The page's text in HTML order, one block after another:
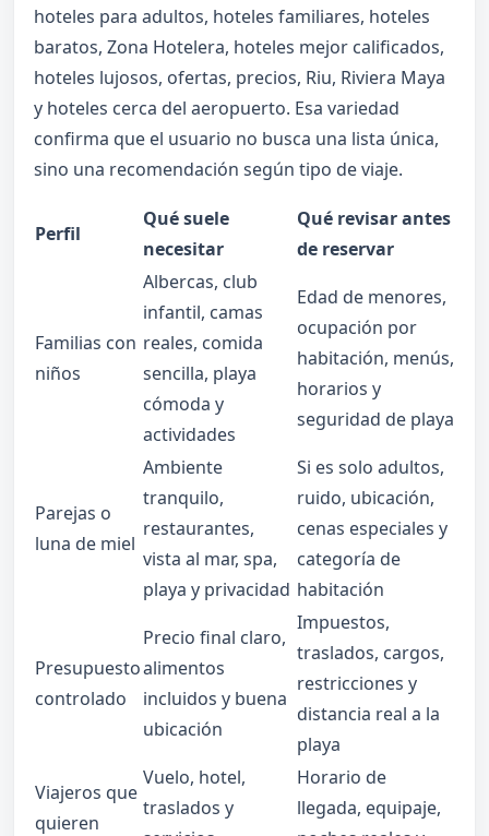
hoteles para adultos, hoteles familiares, hoteles
baratos, Zona Hotelera, hoteles mejor calificados,
hoteles lujosos, ofertas, precios, Riu, Riviera Maya
y hoteles cerca del aeropuerto. Esa variedad
confirma que el usuario no busca una lista única,
sino una recomendación según tipo de viaje.
Perfil
Qué suele
necesitar
Qué revisar antes
de reservar
Familias con
niños
Albercas, club
infantil, camas
reales, comida
sencilla, playa
cómoda y
actividades
Edad de menores,
ocupación por
habitación, menús,
horarios y
seguridad de playa
Parejas o
luna de miel
Ambiente
tranquilo,
restaurantes,
vista al mar, spa,
playa y privacidad
Si es solo adultos,
ruido, ubicación,
cenas especiales y
categoría de
habitación
Presupuesto
controlado
Precio final claro,
alimentos
incluidos y buena
ubicación
Impuestos,
traslados, cargos,
restricciones y
distancia real a la
playa
Viajeros que
quieren
Vuelo, hotel,
traslados y
Horario de
llegada, equipaje,